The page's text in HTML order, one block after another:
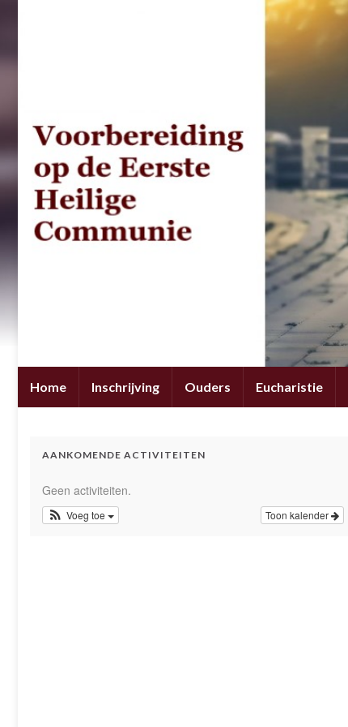
Home Inschrijving Ouders Eucharistie
AANKOMENDE ACTIVITEITEN
Geen activiteiten.
Toon kalender
Voeg toe